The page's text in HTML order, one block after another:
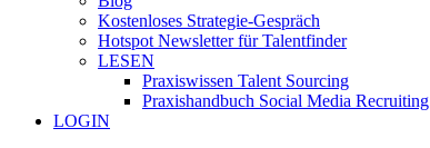
Kostenloses Strategie-Gespräch
Hotspot Newsletter für Talentfinder
LESEN
Praxiswissen Talent Sourcing
Praxishandbuch Social Media Recruiting
LOGIN